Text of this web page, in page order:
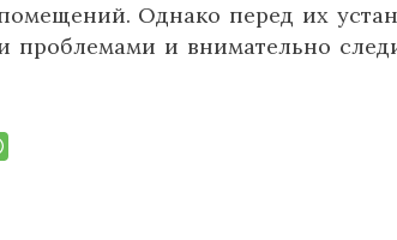
Однако перед их
проблемами и внимательно